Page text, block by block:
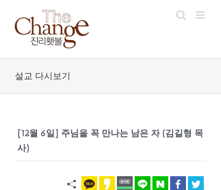
content
설교 다시보기
[12월 6일] 주님을 꼭 만나는 남은 자 (김길형 목
사)